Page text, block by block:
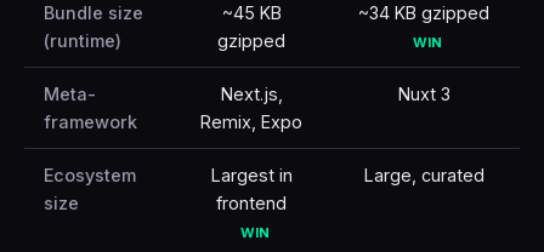
Bundle size
(runtime)
~45 KB
gzipped
~34 KB gzipped
WIN
Meta-
framework
Next.js,
Remix, Expo
Nuxt 3
Ecosystem
size
Largest in
frontend
WIN
Large, curated